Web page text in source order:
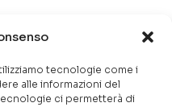
tecnologie come i
alle informazioni del
ci permetterà di